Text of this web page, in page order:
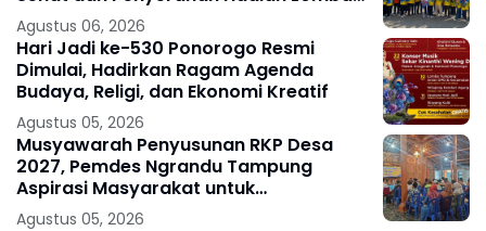
Ponorogo – Puncak peringatan Hari
Ulang
Agustus 06, 2026
Hari Jadi ke-530 Ponorogo Resmi
Dimulai, Hadirkan Ragam Agenda
Budaya, Religi, dan Ekonomi Kreatif
Agustus 05, 2026
Musyawarah Penyusunan RKP Desa
2027, Pemdes Ngrandu Tampung
Aspirasi Masyarakat untuk
Pembangunan Berkelanjutan
Agustus 05, 2026